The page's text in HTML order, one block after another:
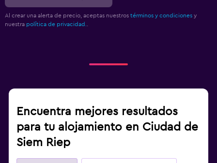
Al crear una alerta de precio, aceptas nuestros términos y condiciones y
nuestra política de privacidad.
Encuentra mejores resultados
para tu alojamiento en Ciudad de
Siem Riep